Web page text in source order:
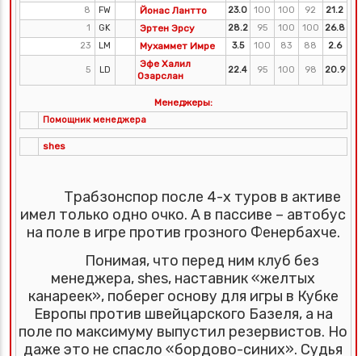
8 FW Йонас Лантто 23.0 100 100 92
21.2
1
GK Эртен Эрсу 28.2 95 100 100
26.8
23
LM Мухаммет Имре 3.5 100 83 88 2.6
5 LD
Эфе Халил
Озарслан
22.4 95 100 98 20.9
Менеджеры:
Помощник менеджера
shes
Трабзонспор после 4-х туров в активе
имел только одно очко. А в пассиве – автобус
на поле в игре против грозного Фенербахче.
Понимая, что перед ним клуб без
менеджера, shes, наставник «желтых
канареек», поберег основу для игры в Кубке
Европы против швейцарского Базеля, а на
поле по максимуму выпустил резервистов. Но
даже это не спасло «бордово-синих». Судья